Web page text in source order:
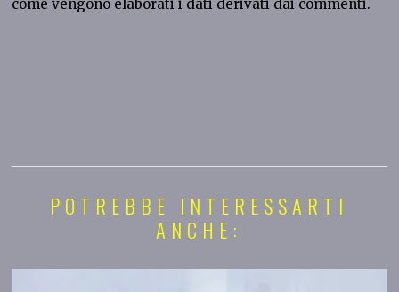
come vengono elaborati i dati derivati dai commenti.
POTREBBE INTERESSARTI
ANCHE: